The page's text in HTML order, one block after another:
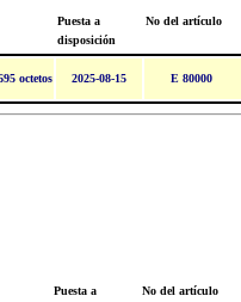
Puesta a
disposición
No del artículo
octetos 2025-08-15 E 80000
Puesta a
No del artículo